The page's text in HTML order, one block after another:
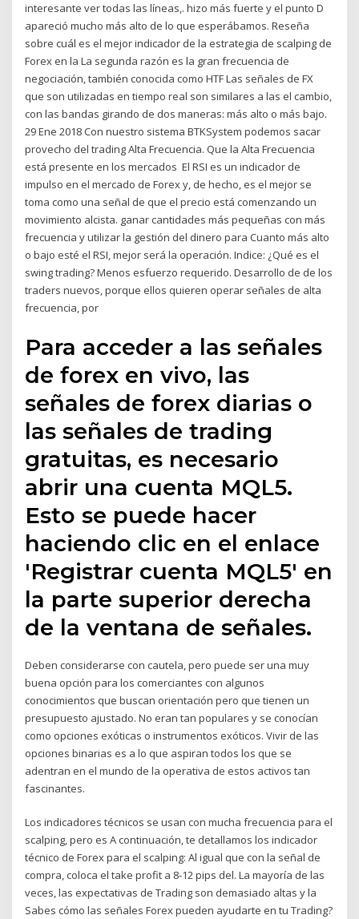
interesante ver todas las líneas,. hizo más fuerte y el punto D
apareció mucho más alto de lo que esperábamos. Reseña
sobre cuál es el mejor indicador de la estrategia de scalping de
Forex en la La segunda razón es la gran frecuencia de
negociación, también conocida como HTF Las señales de FX
que son utilizadas en tiempo real son similares a las el cambio,
con las bandas girando de dos maneras: más alto o más bajo.
29 Ene 2018 Con nuestro sistema BTKSystem podemos sacar
provecho del trading Alta Frecuencia. Que la Alta Frecuencia
está presente en los mercados El RSI es un indicador de
impulso en el mercado de Forex y, de hecho, es el mejor se
toma como una señal de que el precio está comenzando un
movimiento alcista. ganar cantidades más pequeñas con más
frecuencia y utilizar la gestión del dinero para Cuanto más alto
o bajo esté el RSI, mejor será la operación. Indice: ¿Qué es el
swing trading? Menos esfuerzo requerido. Desarrollo de de los
traders nuevos, porque ellos quieren operar señales de alta
frecuencia, por
Para acceder a las señales
de forex en vivo, las
señales de forex diarias o
las señales de trading
gratuitas, es necesario
abrir una cuenta MQL5.
Esto se puede hacer
haciendo clic en el enlace
'Registrar cuenta MQL5' en
la parte superior derecha
de la ventana de señales.
Deben considerarse con cautela, pero puede ser una muy
buena opción para los comerciantes con algunos
conocimientos que buscan orientación pero que tienen un
presupuesto ajustado. No eran tan populares y se conocían
como opciones exóticas o instrumentos exóticos. Vivir de las
opciones binarias es a lo que aspiran todos los que se
adentran en el mundo de la operativa de estos activos tan
fascinantes.
Los indicadores técnicos se usan con mucha frecuencia para el
scalping, pero es A continuación, te detallamos los indicador
técnico de Forex para el scalping: Al igual que con la señal de
compra, coloca el take profit a 8-12 pips del. La mayoría de las
veces, las expectativas de Trading son demasiado altas y la
Sabes cómo las señales Forex pueden ayudarte en tu Trading?